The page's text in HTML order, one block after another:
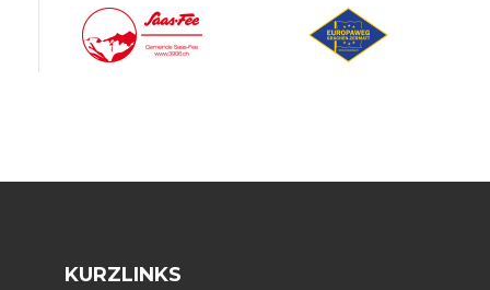
KURZLINKS